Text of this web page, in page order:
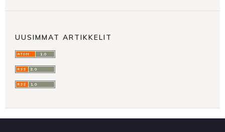
UUSIMMAT ARTIKKELIT